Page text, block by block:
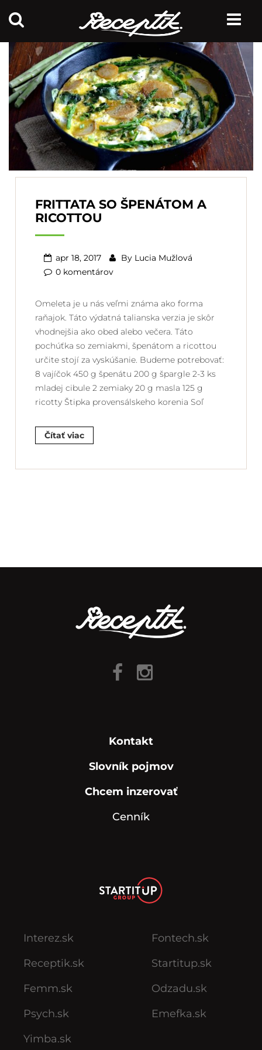
FRITTATA SO ŠPENÁTOM A
RICOTTOU
apr 18, 2017 By Lucia Mužlová
0 komentárov
Omeleta je u nás veľmi známa ako forma
raňajok. Táto výdatná talianska verzia je skôr
vhodnejšia ako obed alebo večera. Táto
pochúťka so zemiakmi, špenátom a ricottou
určite stojí za vyskúšanie. Budeme potrebovať:
8 vajíčok 450 g špenátu 200 g špargle 2-3 ks
mladej cibule 2 zemiaky 20 g masla 125 g
ricotty Štipka provensálskeho korenia Soľ
Čítať viac
Kontakt
Slovník pojmov
Chcem inzerovať
Cenník
Interez.sk
Receptik.sk
Femm.sk
Psych.sk
Yimba.sk
Fontech.sk
Startitup.sk
Odzadu.sk
Emefka.sk